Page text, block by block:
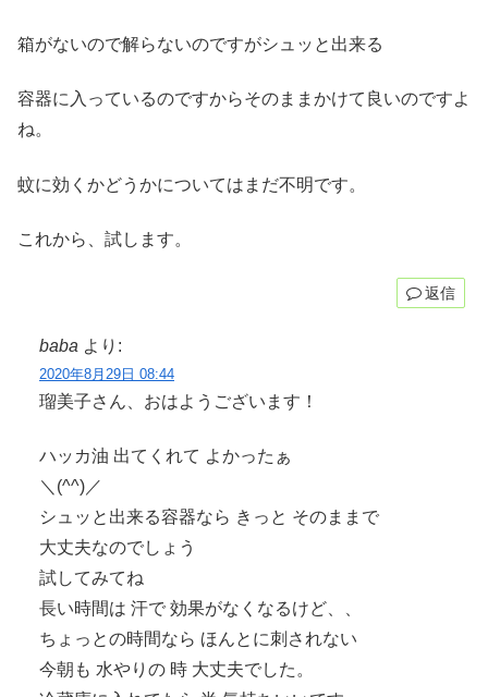
箱がないので解らないのですがシュッと出来る
容器に入っているのですからそのままかけて良いのですよ
ね。
蚊に効くかどうかについてはまだ不明です。
これから、試します。
返信
baba より:
2020年8月29日 08:44
瑠美子さん、おはようございます！
ハッカ油 出てくれて よかったぁ
＼(^^)／
シュッと出来る容器なら きっと そのままで
大丈夫なのでしょう
試してみてね
長い時間は 汗で 効果がなくなるけど、、
ちょっとの時間なら ほんとに刺されない
今朝も 水やりの 時 大丈夫でした。